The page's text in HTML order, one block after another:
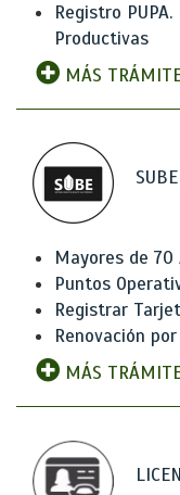
Registro
Productivas
MÁS
SUBE
Mayores de 70
Puntos
Registrar
Renovación
MÁS